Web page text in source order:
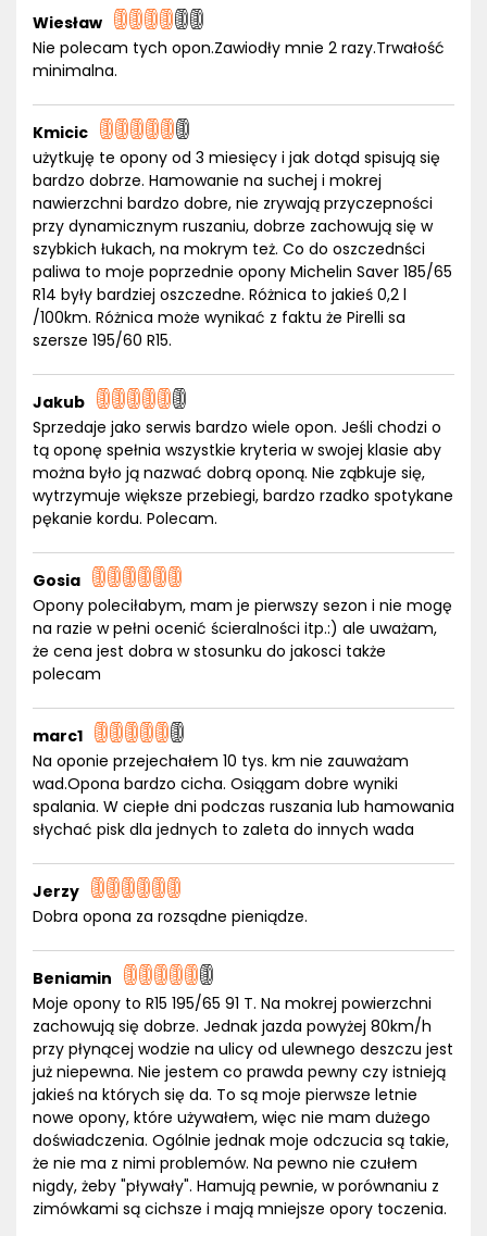
Wiesław
Nie polecam tych opon.Zawiodły mnie 2 razy.Trwałość
minimalna.
Kmicic
użytkuję te opony od 3 miesięcy i jak dotąd spisują się
bardzo dobrze. Hamowanie na suchej i mokrej
nawierzchni bardzo dobre, nie zrywają przyczepności
przy dynamicznym ruszaniu, dobrze zachowują się w
szybkich łukach, na mokrym też. Co do oszczednści
paliwa to moje poprzednie opony Michelin Saver 185/65
R14 były bardziej oszczedne. Różnica to jakieś 0,2 l
/100km. Różnica może wynikać z faktu że Pirelli sa
szersze 195/60 R15.
Jakub
Sprzedaje jako serwis bardzo wiele opon. Jeśli chodzi o
tą oponę spełnia wszystkie kryteria w swojej klasie aby
można było ją nazwać dobrą oponą. Nie ząbkuje się,
wytrzymuje większe przebiegi, bardzo rzadko spotykane
pękanie kordu. Polecam.
Gosia
Opony poleciłabym, mam je pierwszy sezon i nie mogę
na razie w pełni ocenić ścieralności itp.:) ale uważam,
że cena jest dobra w stosunku do jakosci także
polecam
marc1
Na oponie przejechałem 10 tys. km nie zauważam
wad.Opona bardzo cicha. Osiągam dobre wyniki
spalania. W ciepłe dni podczas ruszania lub hamowania
słychać pisk dla jednych to zaleta do innych wada
Jerzy
Dobra opona za rozsądne pieniądze.
Beniamin
Moje opony to R15 195/65 91 T. Na mokrej powierzchni
zachowują się dobrze. Jednak jazda powyżej 80km/h
przy płynącej wodzie na ulicy od ulewnego deszczu jest
już niepewna. Nie jestem co prawda pewny czy istnieją
jakieś na których się da. To są moje pierwsze letnie
nowe opony, które używałem, więc nie mam dużego
doświadczenia. Ogólnie jednak moje odczucia są takie,
że nie ma z nimi problemów. Na pewno nie czułem
nigdy, żeby "pływały". Hamują pewnie, w porównaniu z
zimówkami są cichsze i mają mniejsze opory toczenia.